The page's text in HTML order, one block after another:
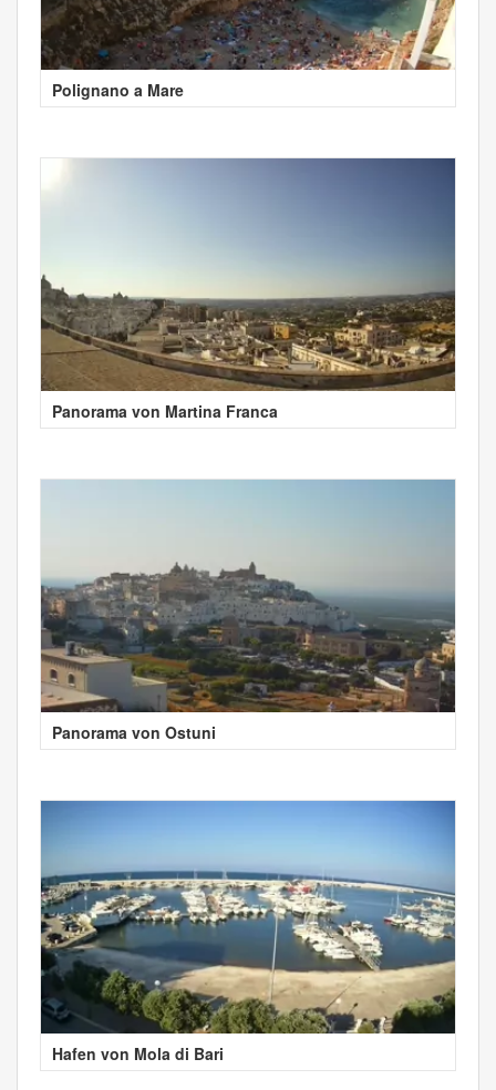
Polignano a Mare
Panorama von Martina Franca
Panorama von Ostuni
Hafen von Mola di Bari